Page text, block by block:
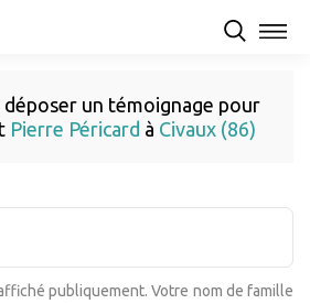
un témoignage pour
Pierre Péricard à Civaux (86)
publiquement. Votre nom de famille